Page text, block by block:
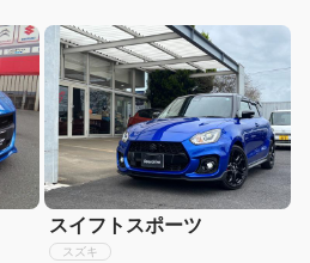
スイフトスポーツ
スズキ